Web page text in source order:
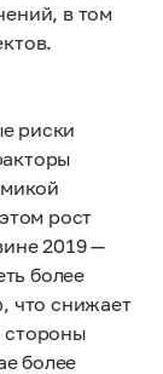
в том
риски
рост
2019 —
более
что снижает
стороны
более